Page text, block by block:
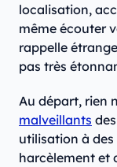
localisation,
même écouter
rappelle
pas très
Au départ, rien
malveillants
utilisation à
harcèlement et